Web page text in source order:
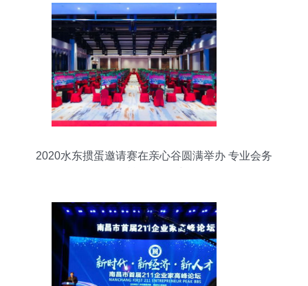
2020水东掼蛋邀请赛在亲心谷圆满举办 专业会务